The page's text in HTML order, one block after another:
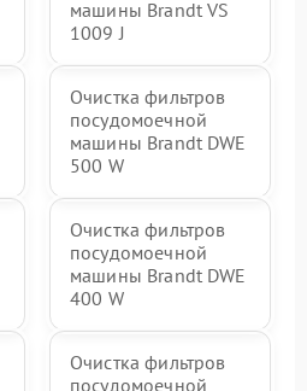
машины Brandt VS
1009 J
Очистка фильтров
посудомоечной
машины Brandt DWE
500 W
Очистка фильтров
посудомоечной
машины Brandt DWE
400 W
Очистка фильтров
посудомоечной